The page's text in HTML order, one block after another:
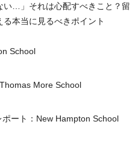
い…」それは心配すべきこと？留
本当に見るべきポイント
School
More School
ート：New Hampton School